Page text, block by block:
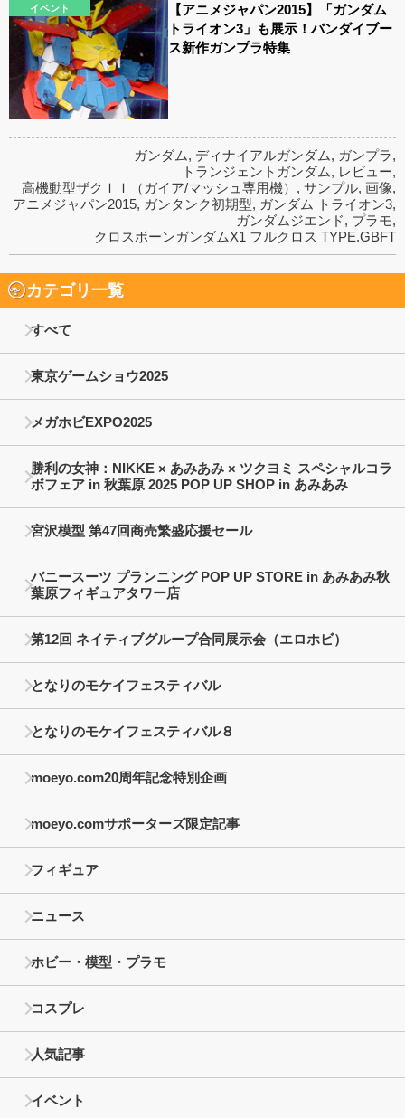
イベント
【アニメジャパン2015】「ガンダム
トライオン3」も展示！バンダイブー
ス新作ガンプラ特集
ガンダム, ディナイアルガンダム, ガンプラ,
トランジェントガンダム, レビュー,
高機動型ザクＩＩ（ガイア/マッシュ専用機） , サンプル, 画像,
アニメジャパン2015, ガンタンク初期型, ガンダム トライオン3,
ガンダムジエンド, プラモ,
クロスボーンガンダムX1 フルクロス TYPE.GBFT
カテゴリ一覧
すべて
東京ゲームショウ2025
メガホビEXPO2025
勝利の女神：NIKKE × あみあみ × ツクヨミ スペシャルコラ
ボフェア in 秋葉原 2025 POP UP SHOP in あみあみ
宮沢模型 第47回商売繁盛応援セール
バニースーツ プランニング POP UP STORE in あみあみ秋
葉原フィギュアタワー店
第12回 ネイティブグループ合同展示会（エロホビ）
となりのモケイフェスティバル
となりのモケイフェスティバル８
moeyo.com20周年記念特別企画
moeyo.comサポーターズ限定記事
フィギュア
ニュース
ホビー・模型・プラモ
コスプレ
人気記事
イベント